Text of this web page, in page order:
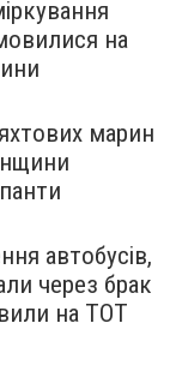
на
марин
автобусів,
через брак
на ТОТ